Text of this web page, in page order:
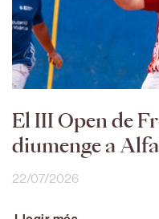
El III Open de
diumenge a
22/07/2026